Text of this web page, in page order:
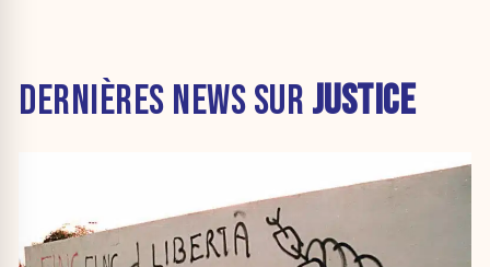
DERNIÈRES NEWS SUR JUSTICE